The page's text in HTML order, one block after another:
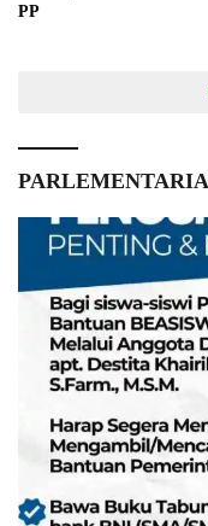
PP
PARLEMENTARIA